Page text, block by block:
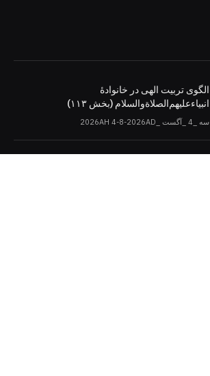
الگوی تربیت الهی در خانوادۀ
انبیاءعلیهم‌الصلاةو‌السلام (بخش ۱۱۳)
سه _4 _آگست _2026AH 4-8-2026AD